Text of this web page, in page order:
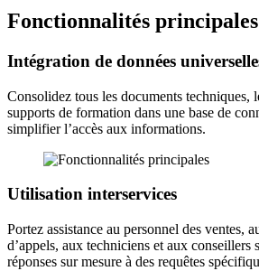
Fonctionnalités principales
Intégration de données
Consolidez tous les documents techniques,
supports de formation dans une base de
simplifier l’accès aux informations.
Utilisation interservices
Portez assistance au personnel des ventes,
d’appels, aux techniciens et aux conseillers
réponses sur mesure à des requêtes